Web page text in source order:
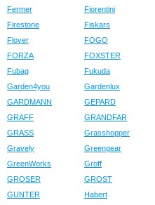
Fermer
Fiorentini
Firestone
Fiskars
Flover
FOGO
FORZA
FOXSTER
Fubag
Fukuda
Garden4you
Gardenlux
GARDMANN
GEPARD
GRAFF
GRANDFAR
GRASS
Grasshopper
Gravely
Greengear
GreenWorks
Groff
GROSER
GROST
GUNTER
Habert